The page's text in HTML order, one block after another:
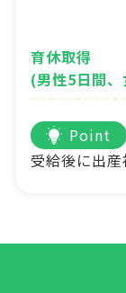
育休取得
(男性5日間
Point
受給後に出産